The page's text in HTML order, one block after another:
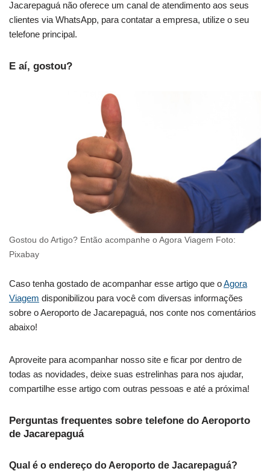
Jacarepaguá não oferece um canal de atendimento aos seus
clientes via WhatsApp, para contatar a empresa, utilize o seu
telefone principal.
E aí, gostou?
Gostou do Artigo? Então acompanhe o Agora Viagem Foto:
Pixabay
Caso tenha gostado de acompanhar esse artigo que oAgora
Viagem disponibilizou para você com diversas informações
sobre o Aeroporto de Jacarepaguá, nos conte nos comentários
abaixo!
Aproveite para acompanhar nosso site e ficar por dentro de
todas as novidades, deixe suas estrelinhas para nos ajudar,
compartilhe esse artigo com outras pessoas e até a próxima!
Perguntas frequentes sobre telefone do Aeroporto
de Jacarepaguá
Qual é o endereço do Aeroporto de Jacarepaguá?